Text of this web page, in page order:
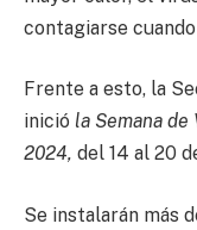
contagiarse
Frente a esto, la
inició la Semana
2024, del 14 al 20
Se instalarán más